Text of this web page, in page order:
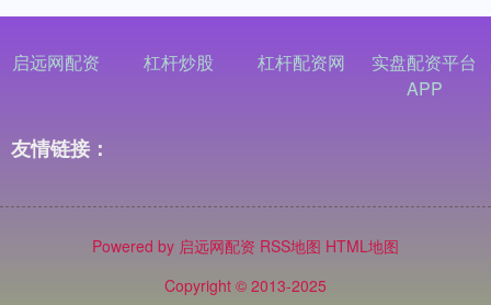
启远网配资 杠杆炒股 杠杆配资网
实盘配资平台
APP
友情链接：
Powered by 启远网配资 RSS地图 HTML地图
Copyright © 2013-2025